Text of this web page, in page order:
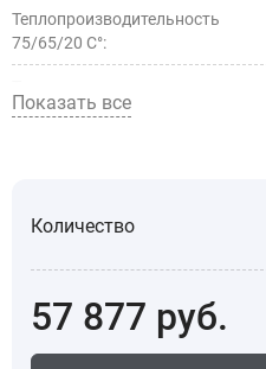
Теплопроизводительность
75/65/20 С°:
Показать все
Количество
57 877 руб.